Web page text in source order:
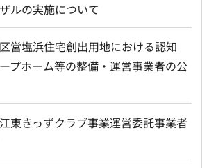
ルの実施について
営塩浜住宅創出用地における認知
プホーム等の整備・運営事業者の公
江東きっずクラブ事業運営委託事業者